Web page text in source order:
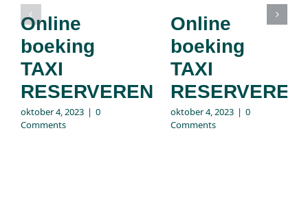
Online
boeking
TAXI
RESERVEREN
oktober 4, 2023 | 0
Comments
Online
boeking
TAXI
RESERVEREN
oktober 4, 2023 | 0
Comments